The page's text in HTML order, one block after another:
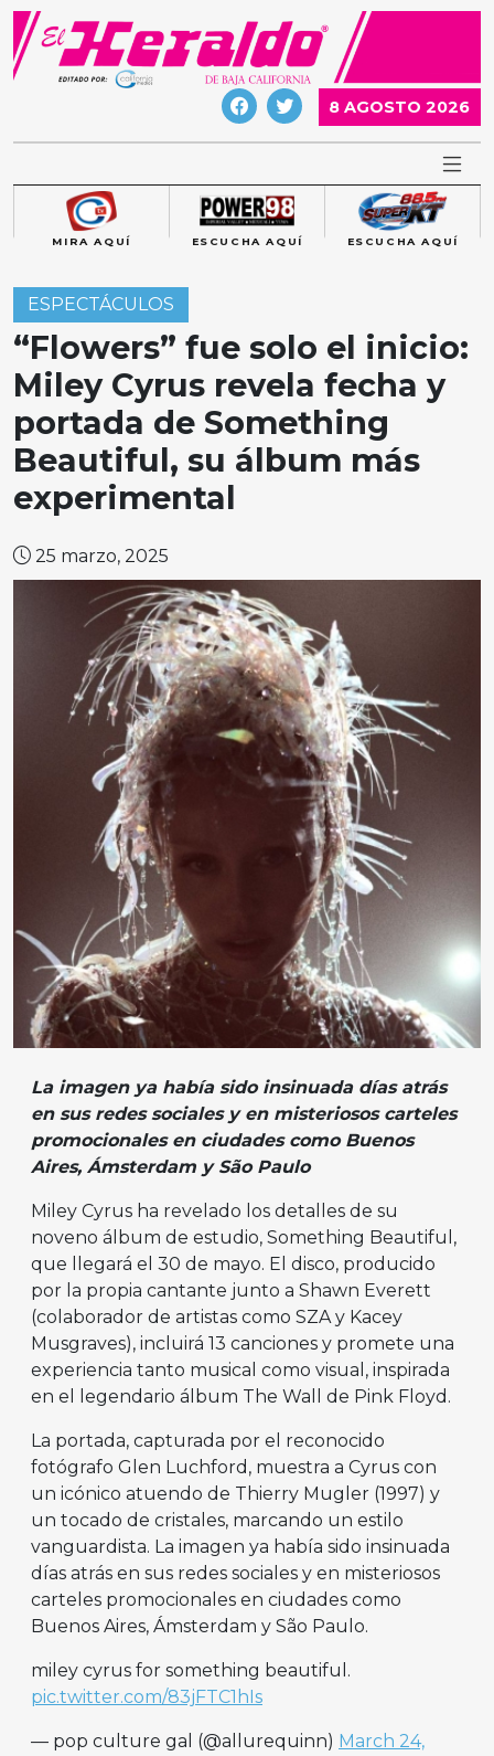
Skip
content
8 AGOSTO 2026
MIRA AQUÍ ESCUCHA AQUÍ ESCUCHA AQUÍ
ESPECTÁCULOS
“Flowers” fue solo el inicio:
Miley Cyrus revela fecha y
portada de Something
Beautiful, su álbum más
experimental
25 marzo, 2025
La imagen ya había sido insinuada días atrás
en sus redes sociales y en misteriosos carteles
promocionales en ciudades como Buenos
Aires, Ámsterdam y São Paulo
Miley Cyrus ha revelado los detalles de su
noveno álbum de estudio, Something Beautiful,
que llegará el 30 de mayo. El disco, producido
por la propia cantante junto a Shawn Everett
(colaborador de artistas como SZA y Kacey
Musgraves), incluirá 13 canciones y promete una
experiencia tanto musical como visual, inspirada
en el legendario álbum The Wall de Pink Floyd.
La portada, capturada por el reconocido
fotógrafo Glen Luchford, muestra a Cyrus con
un icónico atuendo de Thierry Mugler (1997) y
un tocado de cristales, marcando un estilo
vanguardista. La imagen ya había sido insinuada
días atrás en sus redes sociales y en misteriosos
carteles promocionales en ciudades como
Buenos Aires, Ámsterdam y São Paulo.
miley cyrus for something beautiful.
pic.twitter.com/83jFTC1hIs
— pop culture gal (@allurequinn) March 24,